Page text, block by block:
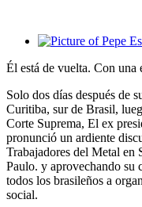
Él está de vuelta. Con una
Solo dos días después de
Curitiba, sur de Brasil,
Corte Suprema, El ex
pronunció un ardiente
Trabajadores del Metal en
Paulo. y aprovechando su
todos los brasileños a
social.